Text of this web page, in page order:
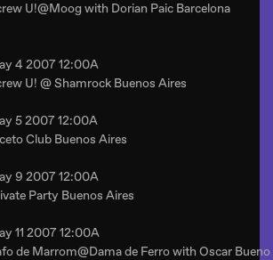
U!@Moog with Dorian Paic Barcelona
4 2007 12:00A
U! @ Shamrock Buenos Aires
5 2007 12:00A
Club Buenos Aires
9 2007 12:00A
Party Buenos Aires
11 2007 12:00A
de Marrom@Dama de Ferro with Oscar Bueno